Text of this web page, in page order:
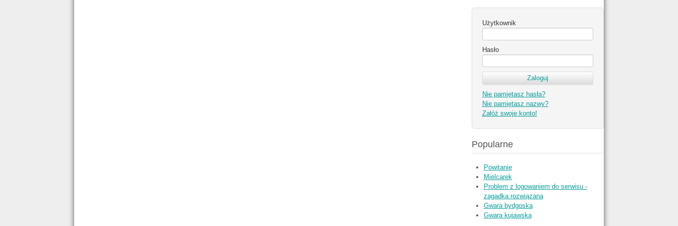
Użytkownik
Hasło
Nie pamiętasz hasła?
Nie pamiętasz nazwy?
Załóż swoje konto!
Popularne
Powitanie
Mielcarek
Problem z logowaniem do serwisu -
zagadka rozwiązana
Gwara bydgoska
Gwara kujawska